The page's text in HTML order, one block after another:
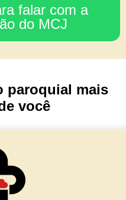
Simone
e Mariana)
da Glória
Conceição
RS
falar com a
do MCJ
paroquial mais
você